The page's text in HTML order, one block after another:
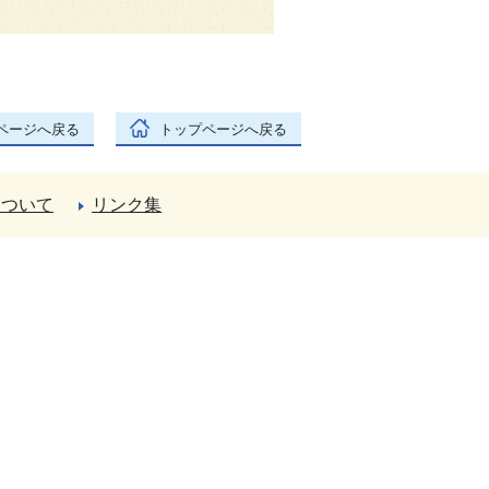
ージへ戻る トップページへ戻る
いて リンク集